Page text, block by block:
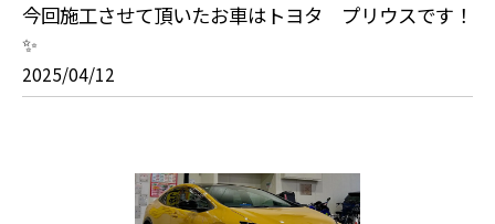
今回施工させて頂いたお車はトヨタ プリウスです！
✨
2025/04/12